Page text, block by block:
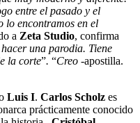
entre el pasado y el
lo encontramos en el
a Zeta Studio, confirma
una parodia. Tiene
la corte”. “Creo -apostilla.
Luis I. Carlos Scholz es
prácticamente conocido